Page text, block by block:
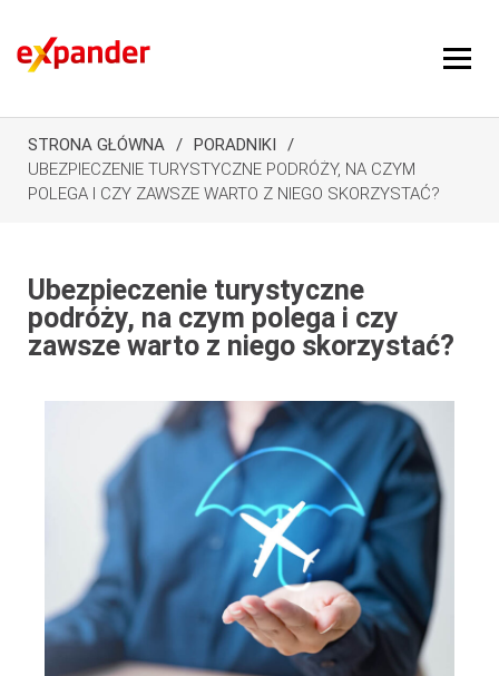
STRONA GŁÓWNA
PORADNIKI
UBEZPIECZENIE TURYSTYCZNE PODRÓŻY, NA CZYM
POLEGA I CZY ZAWSZE WARTO Z NIEGO SKORZYSTAĆ?
Ubezpieczenie turystyczne
podróży, na czym polega i czy
zawsze warto z niego skorzystać?